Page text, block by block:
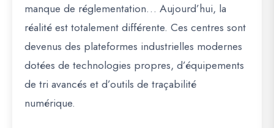
manque de réglementation… Aujourd’hui, la
réalité est totalement différente. Ces centres sont
devenus des plateformes industrielles modernes
dotées de technologies propres, d’équipements
de tri avancés et d’outils de traçabilité
numérique.